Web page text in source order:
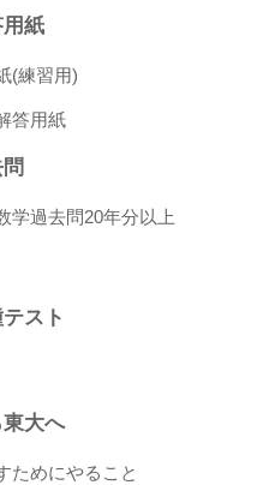
紙
(練習用)
答用紙
学過去問20年分以上
スト
大へ
ためにやること